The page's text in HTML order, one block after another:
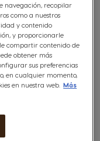
INTENSIDAD 7
leche, un café
navegación, recopilar
como a nuestros
y contenido
y proporcionarle
compartir contenido de
obtener más
sus preferencias
en cualquier momento,
en nuestra web. Más